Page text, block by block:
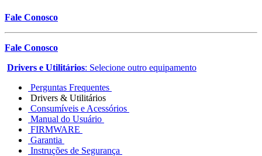
Fale Conosco
Fale Conosco
Drivers e Utilitários: Selecione outro equipamento
Perguntas Frequentes
Drivers & Utilitários
Consumíveis e Acessórios
Manual do Usuário
FIRMWARE
Garantia
Instruções de Segurança